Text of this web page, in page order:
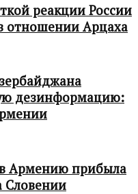
реакции России
отношении Арцаха
дезинформацию:
Армению прибыла
Словении